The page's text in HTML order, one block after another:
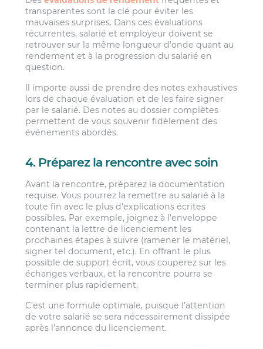
transparentes sont la clé pour éviter les
mauvaises surprises. Dans ces évaluations
récurrentes, salarié et employeur doivent se
retrouver sur la même longueur d’onde quant au
rendement et à la progression du salarié en
question.
Il importe aussi de prendre des notes exhaustives
lors de chaque évaluation et de les faire signer
par le salarié. Des notes au dossier complètes
permettent de vous souvenir fidèlement des
événements abordés.
4. Préparez la rencontre avec soin
Avant la rencontre, préparez la documentation
requise. Vous pourrez la remettre au salarié à la
toute fin avec le plus d’explications écrites
possibles. Par exemple, joignez à l’enveloppe
contenant la lettre de licenciement les
prochaines étapes à suivre (ramener le matériel,
signer tel document, etc.). En offrant le plus
possible de support écrit, vous couperez sur les
échanges verbaux, et la rencontre pourra se
terminer plus rapidement.
C’est une formule optimale, puisque l’attention
de votre salarié se sera nécessairement dissipée
après l’annonce du licenciement.